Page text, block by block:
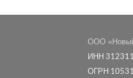
ООО
ИНН
ОГРН